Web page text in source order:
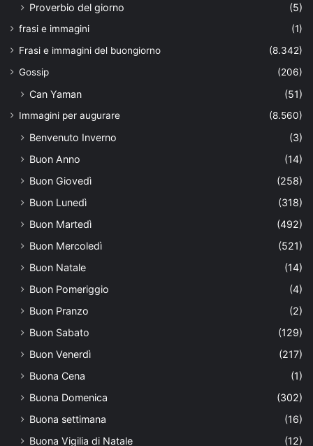
Proverbio del giorno
(5)
frasi e immagini
(1)
Frasi e immagini del buongiorno
(8.342)
Gossip
(206)
Can Yaman (51)
Immagini per augurare (8.560)
Benvenuto Inverno
(3)
Buon Anno
(14)
Buon Giovedì
(258)
Buon Lunedì
(318)
Buon Martedì
(492)
Buon Mercoledì
(521)
Buon Natale
(14)
Buon Pomeriggio
(4)
Buon Pranzo
(2)
Buon Sabato
(129)
Buon Venerdì
(217)
Buona Cena
(1)
Buona Domenica
(302)
Buona settimana
(16)
Buona Vigilia di Natale
(12)